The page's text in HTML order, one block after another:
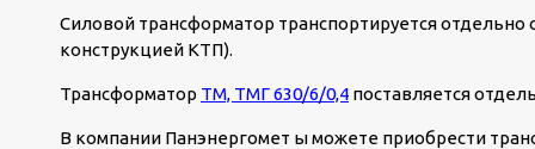
Силовой трансформатор транспортируется
конструкцией КТП).
Трансформатор ТМ, ТМГ 630/6/0,4 поставляется
В компании Панэнергомет ы можете приобрести